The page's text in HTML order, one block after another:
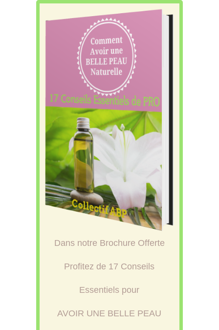
Dans notre Brochure Offerte
Profitez de 17 Conseils
Essentiels pour
AVOIR UNE BELLE PEAU